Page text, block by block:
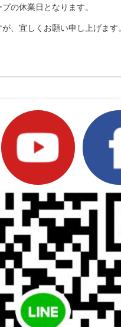
の休業日となります。
、宜しくお願い申し上げます。